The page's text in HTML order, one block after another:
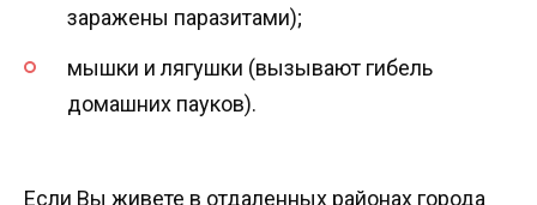
заражены паразитами);
мышки и лягушки (вызывают гибель
домашних пауков).
Если Вы живете в отдаленных районах города